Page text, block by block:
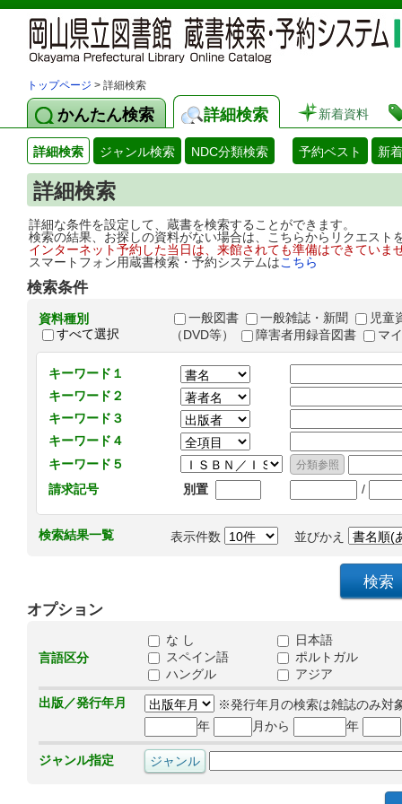
トップページ > 詳細検索
かんたん検索 詳細検索 新着資料
詳細検索 ジャンル検索 NDC分類検索 予約ベスト 新
詳細検索
詳細な条件を設定して、蔵書を検索することができます。
検索の結果、お探しの資料がない場合は、こちらからリクエス
インターネット予約した当日は、来館されても準備はできてい
スマートフォン用蔵書検索・予約システムはこちら
検索条件
資料種別
すべて選択
一般図書 一般雑誌・新聞
児童
（DVD等）
障害者用録音図書 マ
キーワード１
キーワード２
キーワード３
キーワード４
キーワード５
請求記号
別置 /
検索結果一覧 表示件数 並びかえ
オプション
言語区分
な し
日本語
スペイン語
ポルトガル
ハングル
アジア
出版／発行年月
※発行年月の検索は雑誌のみ対
年
月から 年
ジャンル指定